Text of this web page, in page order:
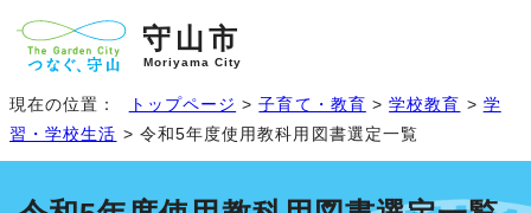
守山市
Moriyama City
現在の位置： トップページ >子育て・教育 >学校教育 > 学
習・学校生活 > 令和5年度使用教科用図書選定一覧